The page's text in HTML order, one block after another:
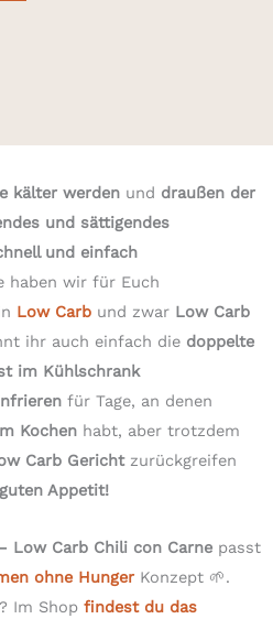
kälter werden und draußen der
und sättigendes
und einfach
haben wir für Euch
Low Carb und zwar Low Carb
ihr auch einfach die doppelte
im Kühlschrank
für Tage, an denen
Kochen habt, aber trotzdem
Carb Gerichtzurückgreifen
Appetit!
Low Carb Chili con Carne passt
ohne HungerKonzept 🌱.
Im Shop findest du das